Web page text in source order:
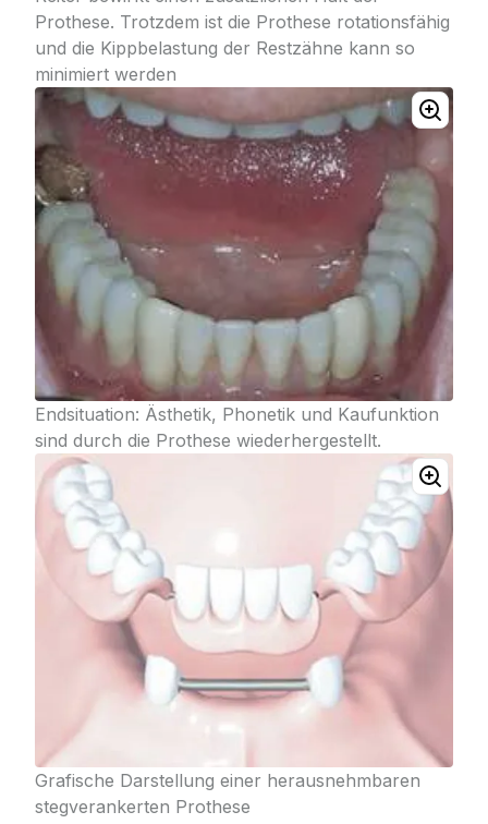
Prothese. Trotzdem ist die Prothese rotationsfähig
und die Kippbelastung der Restzähne kann so
minimiert werden
Endsituation: Ästhetik, Phonetik und Kaufunktion
sind durch die Prothese wiederhergestellt.
Grafische Darstellung einer herausnehmbaren
stegverankerten Prothese